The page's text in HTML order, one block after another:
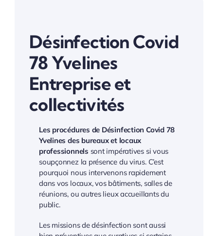
Désinfection Covid
78 Yvelines
Entreprise et
collectivités
Les procédures de Désinfection Covid 78
Yvelines des bureaux et locaux
professionnels sont impératives si vous
soupçonnez la présence du virus. C’est
pourquoi nous intervenons rapidement
dans vos locaux, vos bâtiments, salles de
réunions, ou autres lieux accueillants du
public.
Les missions de désinfection sont aussi